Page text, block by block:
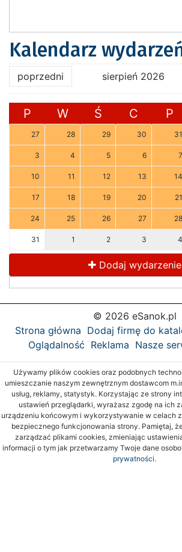
Kalendarz
poprzedni sierpień 2026
P W Ś C P
27 28 29 30 31
3 4 5 6 7
10 11 12 13 14
17 18 19 20 21
24 25 26 27 28
31 1 2 3 4
Dodaj wydarzenie
© 2026 eSanok.pl
Strona główna Dodaj firmę do
Oglądalność Reklama Nasze
Używamy plików cookies oraz podobnych
umieszczanie naszym zewnętrznym dostawcom
usług, reklamy, statystyk. Korzystając ze strony
ustawień przeglądarki, wyrażasz zgodę na ich
urządzeniu końcowym i wykorzystywanie w celach
bezpiecznego funkcjonowania strony. Pamiętaj,
zarządzać plikami cookies, zmieniając
informacji o tym jak przetwarzamy Twoje dane
prywatności.